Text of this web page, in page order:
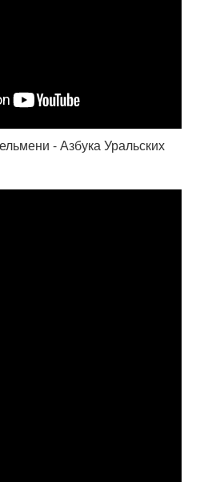
- Азбука Уральских